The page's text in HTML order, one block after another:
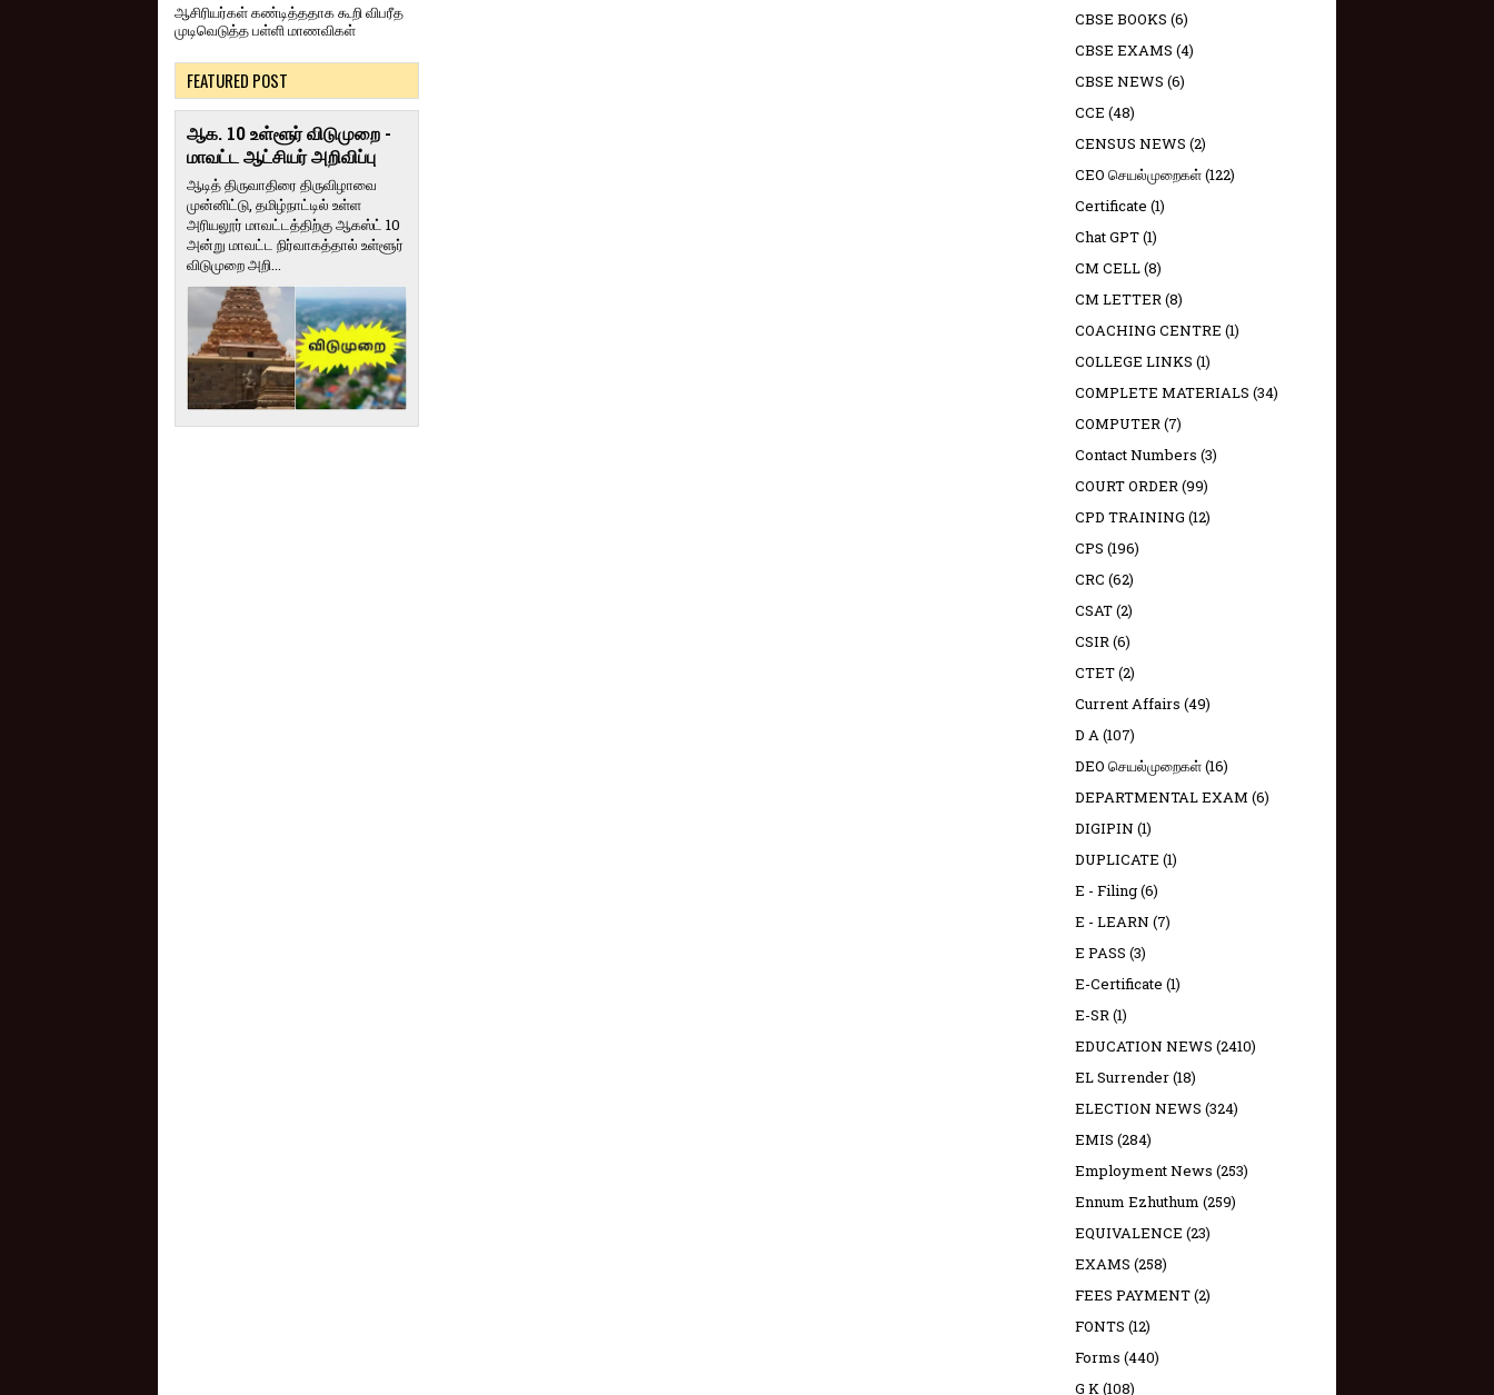
ஆசிரியர்கள் கண்டித்ததாக கூறி விபரீத
முடிவெடுத்த பள்ளி மாணவிகள்
FEATURED POST
ஆக. 10 உள்ளூர் விடுமுறை -
மாவட்ட ஆட்சியர் அறிவிப்பு
ஆடித் திருவாதிரை திருவிழாவை
முன்னிட்டு, தமிழ்நாட்டில் உள்ள
அரியலூர் மாவட்டத்திற்கு ஆகஸ்ட் 10
அன்று மாவட்ட நிர்வாகத்தால் உள்ளூர்
விடுமுறை அறி...
CBSE BOOKS (6)
CBSE EXAMS (4)
CBSE NEWS (6)
CCE (48)
CENSUS NEWS (2)
CEO செயல்முறைகள்(122)
Certificate (1)
Chat GPT(1)
CM CELL(8)
CM LETTER(8)
COACHING CENTRE (1)
COLLEGE LINKS (1)
COMPLETE MATERIALS (34)
COMPUTER(7)
Contact Numbers (3)
COURT ORDER(99)
CPD TRAINING (12)
CPS (196)
CRC (62)
CSAT(2)
CSIR(6)
CTET(2)
Current Affairs (49)
D A(107)
DEO செயல்முறைகள்(16)
DEPARTMENTAL EXAM (6)
DIGIPIN (1)
DUPLICATE (1)
E - Filing(6)
E - LEARN (7)
E PASS (3)
E-Certificate (1)
E-SR(1)
EDUCATION NEWS (2410)
EL Surrender(18)
ELECTION NEWS (324)
EMIS (284)
Employment News (253)
Ennum Ezhuthum (259)
EQUIVALENCE (23)
EXAMS (258)
FEES PAYMENT(2)
FONTS (12)
Forms (440)
G K(108)